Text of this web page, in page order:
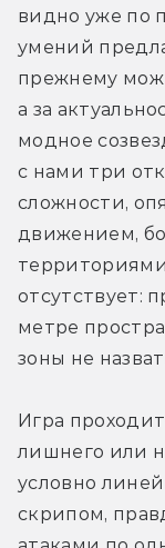
видно уже по
умений
прежнему
а за
модное
с нами три
сложности,
движением,
отсутствует:
метре
зоны не
Игра
лишнего или
условно
скрипом,